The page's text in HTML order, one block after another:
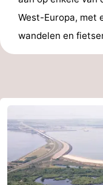
West-Europa, met
wandelen en